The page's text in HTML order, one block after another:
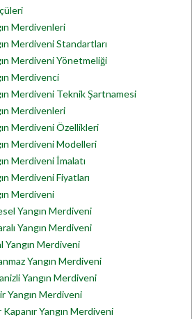
Merdivenleri
Merdiveni Standartları
Merdiveni Yönetmeliği
Merdivenci
Merdiveni Teknik Şartnamesi
Merdivenleri
Merdiveni Özellikleri
Merdiveni Modelleri
Merdiveni İmalatı
Merdiveni Fiyatları
Merdiveni
Yangın Merdiveni
Yangın Merdiveni
Yangın Merdiveni
Yangın Merdiveni
Yangın Merdiveni
Yangın Merdiveni
Yangın Merdiveni